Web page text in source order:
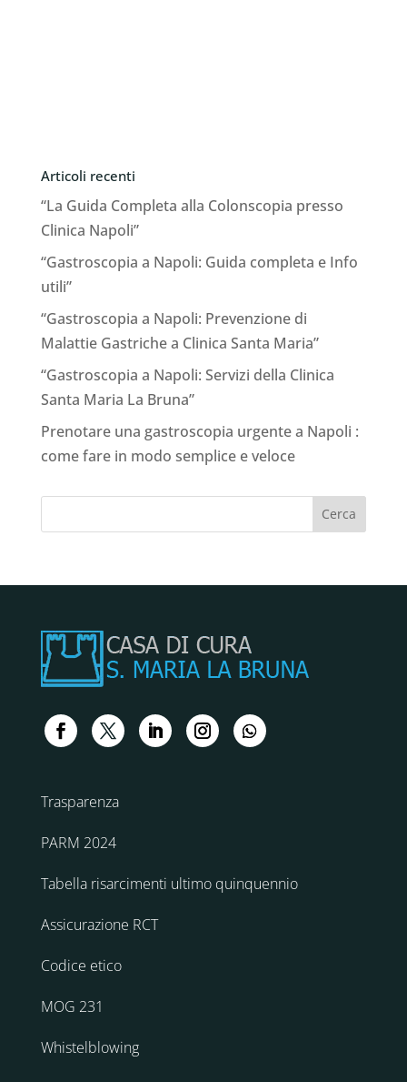
Articoli recenti
“La Guida Completa alla Colonscopia presso
Clinica Napoli”
“Gastroscopia a Napoli: Guida completa e Info
utili”
“Gastroscopia a Napoli: Prevenzione di
Malattie Gastriche a Clinica Santa Maria”
“Gastroscopia a Napoli: Servizi della Clinica
Santa Maria La Bruna”
Prenotare una gastroscopia urgente a Napoli :
come fare in modo semplice e veloce
Trasparenza
PARM 2024
Tabella risarcimenti ultimo quinquennio
Assicurazione RCT
Codice etico
MOG 231
Whistelblowing